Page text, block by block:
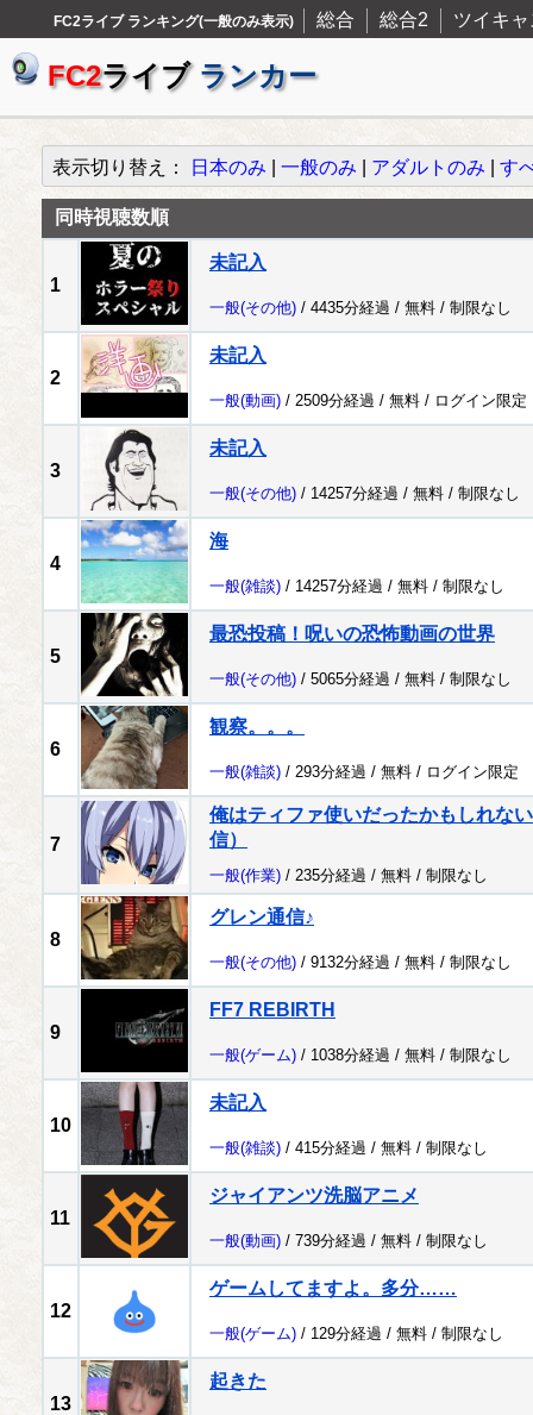
FC2ライブ ランキング(一般のみ表示) 総合 総合2 ツイキャ
FC2ライブ ランカー
表示切り替え： 日本のみ 一般のみ アダルトのみ す
同時視聴数順
1
未記入
一般(その他) / 4435分経過 / 無料 / 制限なし
2
未記入
一般(動画) / 2509分経過 / 無料 / ログイン限定
3
未記入
一般(その他) / 14257分経過 / 無料 / 制限なし
4
海
一般(雑談) / 14257分経過 / 無料 / 制限なし
5
最恐投稿！呪いの恐怖動画の世界
一般(その他) / 5065分経過 / 無料 / 制限なし
6
観察。。。
一般(雑談) / 293分経過 / 無料 / ログイン限定
7
俺はティファ使いだったかもしれな
信）
一般(作業) / 235分経過 / 無料 / 制限なし
8
グレン通信♪
一般(その他) / 9132分経過 / 無料 / 制限なし
9
FF7 REBIRTH
一般(ゲーム) / 1038分経過 / 無料 / 制限なし
10
未記入
一般(雑談) / 415分経過 / 無料 / 制限なし
11
ジャイアンツ洗脳アニメ
一般(動画) / 739分経過 / 無料 / 制限なし
12
ゲームしてますよ。多分……
一般(ゲーム) / 129分経過 / 無料 / 制限なし
13
起きた